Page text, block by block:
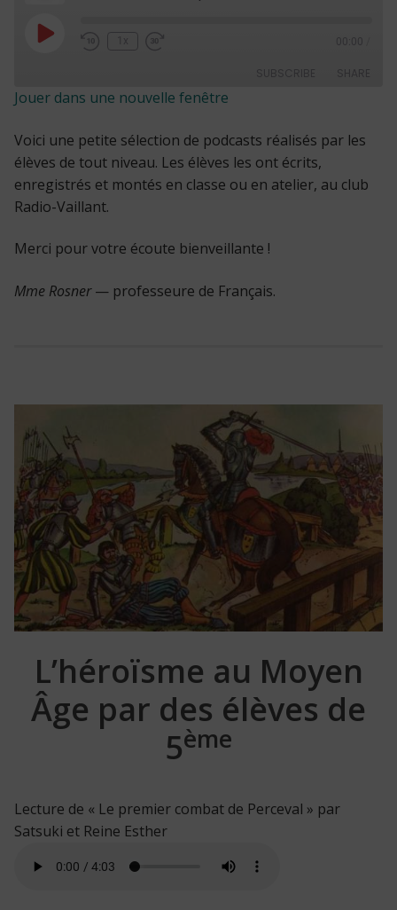
Play
Episode
00:00
SUBSCRIBE SHARE
RSS FEED
LINK
EMBED
Jouer dans une nouvelle fenêtre
Voici une petite sélection de podcasts réalisés par les
élèves de tout niveau. Les élèves les ont écrits,
enregistrés et montés en classe ou en atelier, au club
Radio-Vaillant.
Merci pour votre écoute bienveillante !
Mme Rosner— professeure de Français.
L’héroïsme au Moyen
Âge par des élèves de
5ème
Lecture de « Le premier combat de Perceval » par
Satsuki et Reine Esther